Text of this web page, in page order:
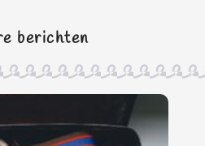
berichten